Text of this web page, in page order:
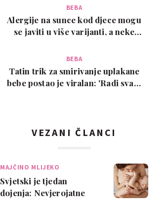
BEBA
Alergije na sunce kod djece mogu
se javiti u više varijanti, a neke
BEBA
Tatin trik za smirivanje uplakane
bebe postao je viralan: 'Radi svaki
VEZANI ČLANCI
MAJČINO MLIJEKO
Svjetski je tjedan
dojenja: Nevjerojatne